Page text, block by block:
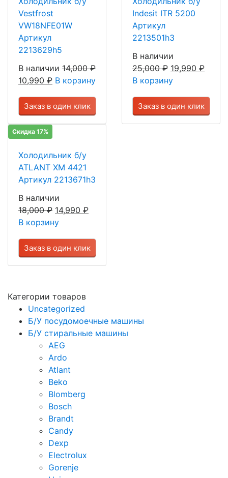
Vestfrost
VW18NFE01W
Артикул
2213629h5
В наличии 14,000₽
10,990 ₽ В корзину
Заказ в один клик
Indesit ITR 5200
Артикул
2213501h3
В наличии
25,000₽ 19,990 ₽
В корзину
Заказ в один клик
Скидка 17%
Холодильник б/у
ATLANT ХМ 4421
Артикул 2213671h3
В наличии
18,000₽ 14,990 ₽
В корзину
Заказ в один клик
Категории товаров
Uncategorized
Б/У посудомоечные машины
Б/У стиральные машины
AEG
Ardo
Atlant
Beko
Blomberg
Bosch
Brandt
Candy
Dexp
Electrolux
Gorenje